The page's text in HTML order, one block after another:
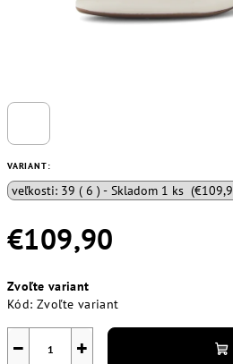
VARIANT:
€109,90
cena:
Zvoľte variant
Kód: Zvoľte variant
+
−